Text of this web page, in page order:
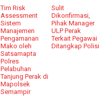
Tim Risk
Assessment
Sistem
Manajemen
Pengamanan
Mako oleh
Satsamapta
Polres
Pelabuhan
Tanjung Perak di
Mapolsek
Semampir
Sulit
Dikonfirmasi,
Pihak Manager
ULP Perak
Terkait Pegawai
Ditangkap Polisi